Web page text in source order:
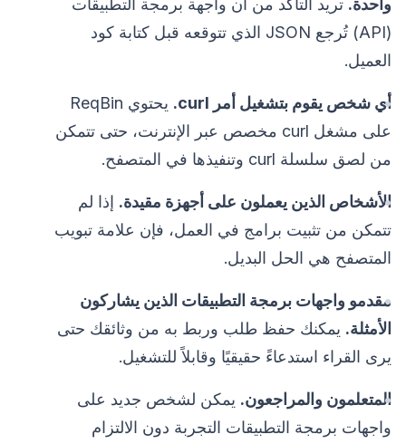
واحدة. تريد التأكد من أن واجهة برمجة التطبيقات
(API) تُرجع JSON الذي تتوقعه قبل كتابة كود
العميل.
أي شخص يقوم بتشغيل أمر curl.
يحتوي ReqBin
على مشغل curl مخصص عبر الإنترنت، حتى تتمكن
من لصق سلسلة curl وتنفيذها في المتصفح.
الأشخاص الذين يعملون على أجهزة مقيدة. إذا لم
تتمكن من تثبيت برامج في العمل، فإن علامة تبويب
المتصفح هي الحل البديل.
مقدمو واجهات برمجة التطبيقات الذين يشاركون
الأمثلة. يمكنك حفظ طلب وربط به من وثائقك حتى
يرى القراء استدعاءً حقيقيًا وقابلاً للتشغيل.
المتعلمون والمراجعون. يمكن لشخص جديد على
واجهات برمجة التطبيقات التجربة دون الالتزام